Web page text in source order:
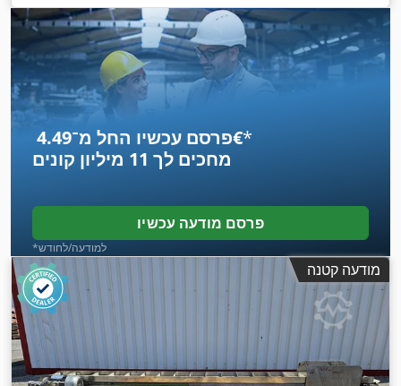
פרסם עכשיו החל מ־‏4.49 ‏€*
מחכים לך 11 מיליון קונים
פרסם מודעה עכשיו
*למודעה/לחודש
מודעה קטנה